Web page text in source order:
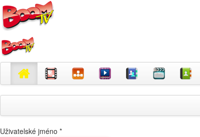
Uživatelské jméno *